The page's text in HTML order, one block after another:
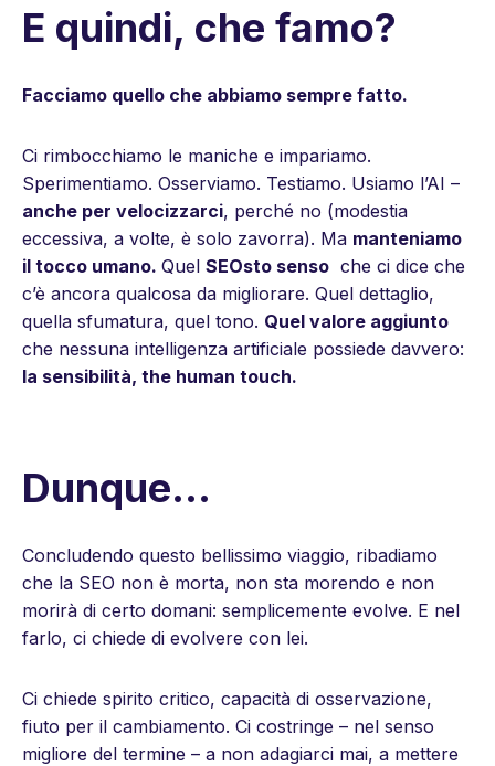
E quindi, che famo?
Facciamo quello che abbiamo sempre fatto.
Ci rimbocchiamo le maniche e impariamo.
Sperimentiamo. Osserviamo. Testiamo. Usiamo l’AI –
anche per velocizzarci, perché no (modestia
eccessiva, a volte, è solo zavorra). Ma manteniamo
il tocco umano. Quel SEOsto senso che ci dice che
c’è ancora qualcosa da migliorare. Quel dettaglio,
quella sfumatura, quel tono. Quel valore aggiunto
che nessuna intelligenza artificiale possiede davvero:
la sensibilità, the human touch.
Dunque…
Concludendo questo bellissimo viaggio, ribadiamo
che la SEO non è morta, non sta morendo e non
morirà di certo domani: semplicemente evolve. E nel
farlo, ci chiede di evolvere con lei.
Ci chiede spirito critico, capacità di osservazione,
fiuto per il cambiamento. Ci costringe – nel senso
migliore del termine – a non adagiarci mai, a mettere